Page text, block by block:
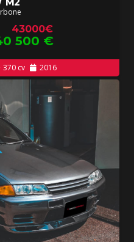
43000€
500 €
370cv 2016